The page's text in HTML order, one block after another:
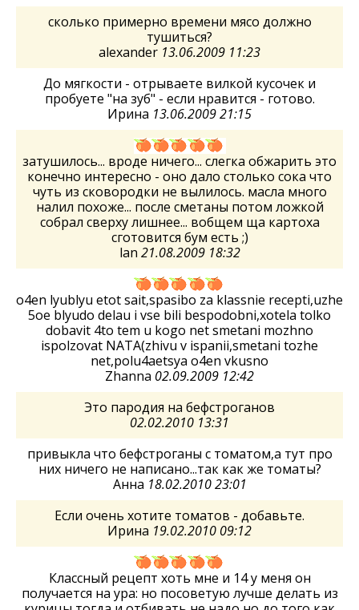
сколько примерно времени мясо должно
тушиться?
alexander 13.06.2009 11:23
До мягкости - отрываете вилкой кусочек и
пробуете "на зуб" - если нравится - готово.
Ирина 13.06.2009 21:15
затушилось... вроде ничего... слегка обжарить это
конечно интересно - оно дало столько сока что
чуть из сковородки не вылилось. масла много
налил похоже... после сметаны потом ложкой
собрал сверху лишнее... вобщем ща картоха
сготовится бум есть ;)
lan 21.08.2009 18:32
o4en lyublyu etot sait,spasibo za klassnie recepti,uzhe
5oe blyudo delau i vse bili bespodobni,xotela tolko
dobavit 4to tem u kogo net smetani mozhno
ispolzovat NATA(zhivu v ispanii,smetani tozhe
net,polu4aetsya o4en vkusno
Zhanna 02.09.2009 12:42
Это пародия на бефстроганов
02.02.2010 13:31
привыкла что бефстроганы с томатом,а тут про
них ничего не написано...так как же томаты?
Анна 18.02.2010 23:01
Если очень хотите томатов - добавьте.
Ирина 19.02.2010 09:12
Классный рецепт хоть мне и 14 у меня он
получается на ура: но посоветую лучше делать из